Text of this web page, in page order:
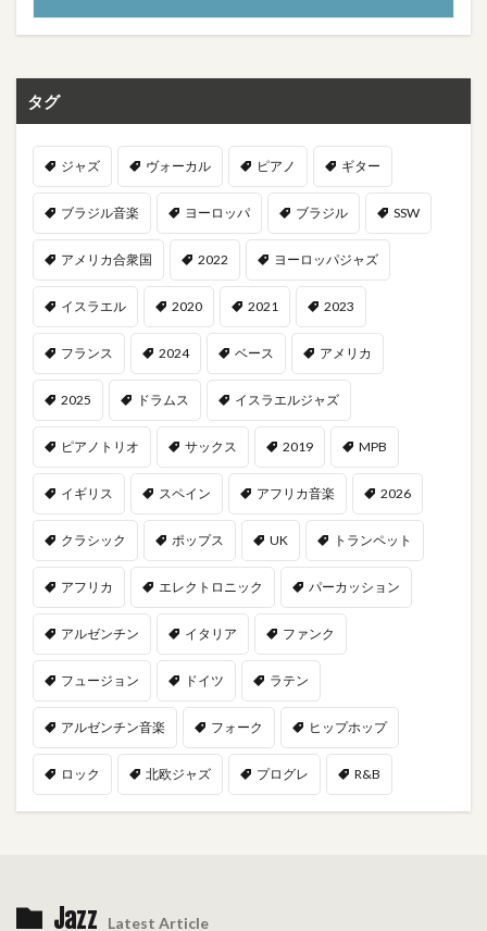
タグ
ジャズ ヴォーカル ピアノ ギター
ブラジル音楽 ヨーロッパ ブラジル SSW
アメリカ合衆国 2022 ヨーロッパジャズ
イスラエル 2020 2021 2023
フランス 2024 ベース アメリカ
2025 ドラムス イスラエルジャズ
ピアノトリオ サックス 2019 MPB
イギリス スペイン アフリカ音楽 2026
クラシック ポップス UK トランペット
アフリカ エレクトロニック パーカッション
アルゼンチン イタリア ファンク
フュージョン ドイツ ラテン
アルゼンチン音楽 フォーク ヒップホップ
ロック 北欧ジャズ プログレ R&B
Jazz Latest Article